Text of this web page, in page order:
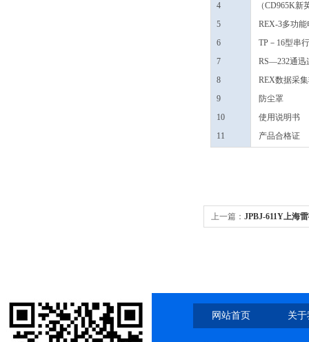
4
5
6
7
8
9
10
11
（CD965K新
REX-3多功
TP－16型串
RS―232通迅
REX数据采
防尘罩
使用说明书
产品合格证
上一篇： JPBJ-611Y上海
网站首页 关